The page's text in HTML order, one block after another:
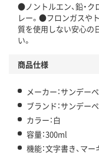
●ノントルエン、鉛・
レー。●フロンガスや
質を使用しない安心の
い。
商品仕様
メーカー：サンデー
ブランド：サンデー
カラー：白
容量：300ml
機能：文字書き、マ